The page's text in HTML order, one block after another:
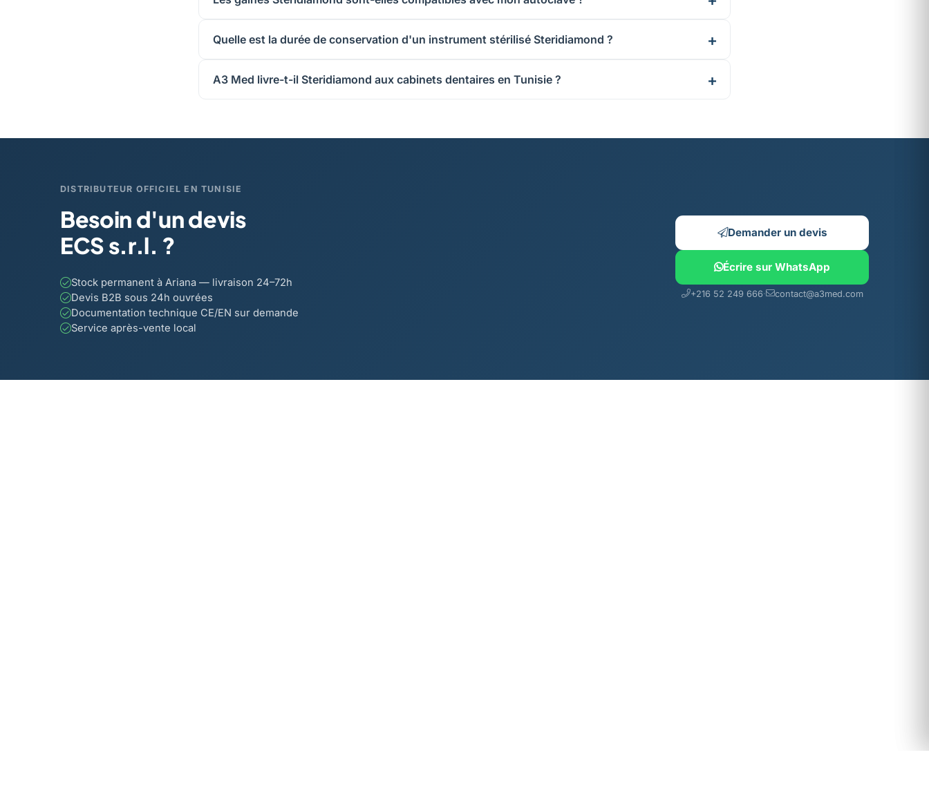
Quelle est la durée de conservation d'un instrument stérilisé Steridiamond ?
A3 Med livre-t-il Steridiamond aux cabinets dentaires en Tunisie ?
DISTRIBUTEUR OFFICIEL EN TUNISIE
Besoin d'un devis
ECS s.r.l. ?
Stock permanent à Ariana — livraison 24–72h
Devis B2B sous 24h ouvrées
Documentation technique CE/EN sur demande
Service après-vente local
Demander un devis
Écrire sur WhatsApp
+216 52 249 666· contact@a3med.com